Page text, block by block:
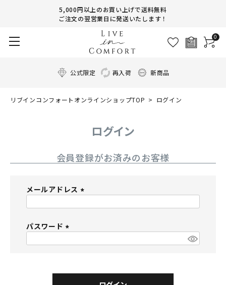
5,000円以上のお買い上げで送料無料
ご注文の翌営業日に発送いたします！
0
公式限定 再入荷 新商品
リブインコンフォートオンラインショップTOP ログイン
ログイン
会員登録がお済みのお客様
メールアドレス
パスワード
)